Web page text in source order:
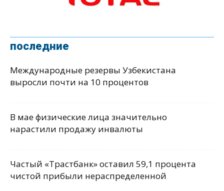
последние
Международные резервы Узбекистана
выросли почти на 10 процентов
В мае физические лица значительно
нарастили продажу инвалюты
Частый «Трастбанк» оставил 59,1 процента
чистой прибыли нераспределенной